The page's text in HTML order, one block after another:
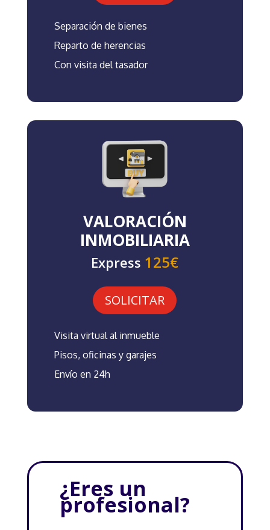
Separación de bienes
Reparto de herencias
Con visita del tasador
VALORACIÓN
INMOBILIARIA
Express 125€
SOLICITAR
Visita virtual al inmueble
Pisos, oficinas y garajes
Envío en 24h
¿Eres un
profesional?